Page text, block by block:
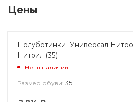
Цены
Полуботинки "Универсал
Нитрил (35)
Нет в наличии
Размер обуви: 35